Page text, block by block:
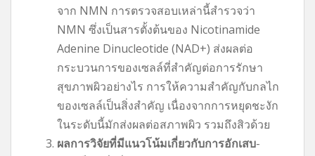
จาก NMN การตรวจสอบเหล่านี้สำรวจว่า
NMN ซึ่งเป็นสารตั้งต้นของ Nicotinamide
Adenine Dinucleotide (NAD+) ส่งผลต่อ
กระบวนการของเซลล์ที่สำคัญต่อการรักษา
สุขภาพผิวอย่างไร การให้ความสำคัญกับกลไก
ของเซลล์เป็นสิ่งสำคัญ เนื่องจากการหยุดชะงัก
ในระดับนี้มักส่งผลต่อสภาพผิว รวมถึงสิวด้วย
ผลการวิจัยที่มีแนวโน้มเกี่ยวกับการอักเสบ-